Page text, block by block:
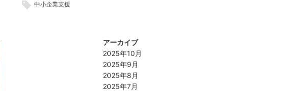
中小企業支援
アーカイブ
2025年10月
2025年9月
2025年8月
2025年7月